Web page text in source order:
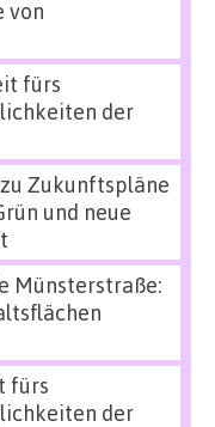
von
fürs
der
zu Zukunftspläne
und neue
Münsterstraße:
fürs
der